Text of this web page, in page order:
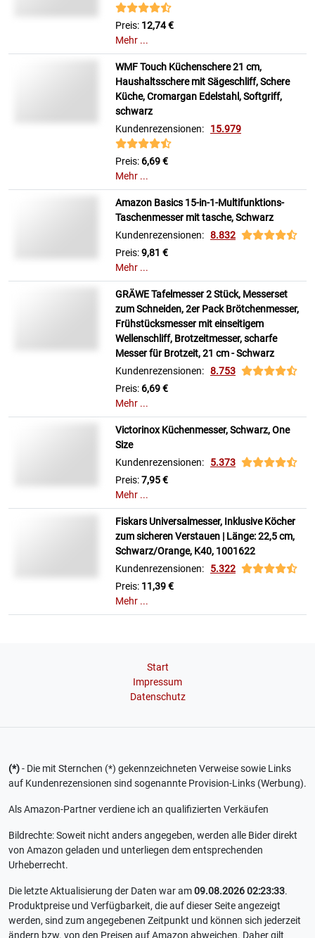
Preis: 12,74 €
Mehr ...
WMF Touch Küchenschere 21 cm,
Haushaltsschere mit Sägeschliff, Schere
Küche, Cromargan Edelstahl, Softgriff,
schwarz
Kundenrezensionen: 15.979
Preis: 6,69 €
Mehr ...
Amazon Basics 15-in-1-Multifunktions-
Taschenmesser mit tasche, Schwarz
Kundenrezensionen: 8.832
Preis:9,81 €
Mehr ...
GRÄWE Tafelmesser 2 Stück, Messerset
zum Schneiden, 2er Pack Brötchenmesser,
Frühstücksmesser mit einseitigem
Wellenschliff, Brotzeitmesser, scharfe
Messer für Brotzeit, 21 cm - Schwarz
Kundenrezensionen: 8.753
Preis: 6,69 €
Mehr ...
Victorinox Küchenmesser, Schwarz, One
Size
Kundenrezensionen: 5.373
Preis:7,95 €
Mehr ...
Fiskars Universalmesser, Inklusive Köcher
zum sicheren Verstauen | Länge: 22,5 cm,
Schwarz/Orange, K40, 1001622
Kundenrezensionen: 5.322
Preis: 11,39 €
Mehr ...
Start
Impressum
Datenschutz
(*)- Die mit Sternchen (*) gekennzeichneten Verweise sowie Links
auf Kundenrezensionen sind sogenannte Provision-Links (Werbung).
Als Amazon-Partner verdiene ich an qualifizierten Verkäufen
Bildrechte: Soweit nicht anders angegeben, werden alle Bider direkt
von Amazon geladen und unterliegen dem entsprechenden
Urheberrecht.
Die letzte Aktualisierung der Daten war am09.08.2026 02:23:33.
Produktpreise und Verfügbarkeit, die auf dieser Seite angezeigt
werden, sind zum angegebenen Zeitpunkt und können sich jederzeit
ändern bzw. von den Preisen auf Amazon abweichen. Daher gilt